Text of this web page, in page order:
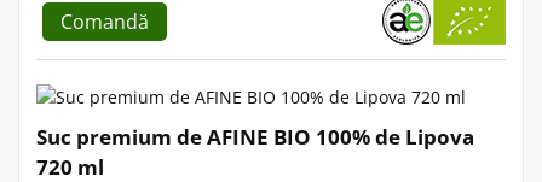
Comandă
Suc premium de AFINE BIO 100% de Lipova
720 ml